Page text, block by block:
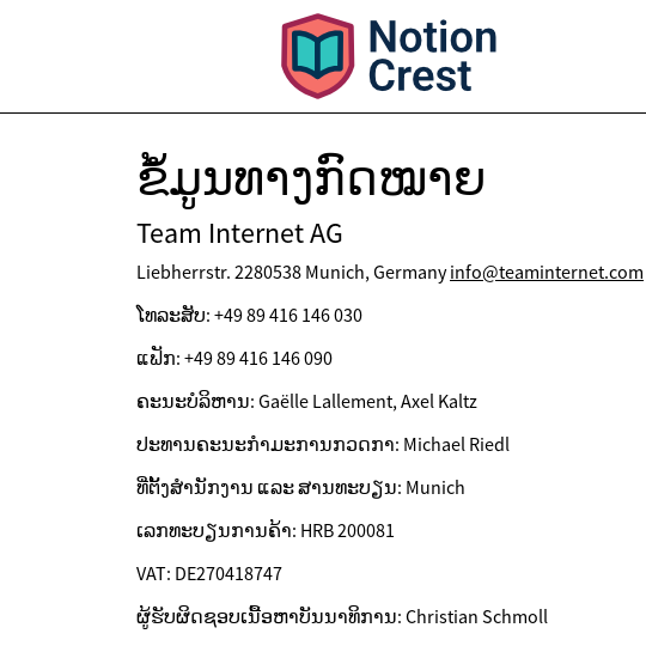
ຂໍ້ມູນທາງກົດໝາຍ
Team Internet AG
Liebherrstr. 2280538 Munich, Germanyinfo@teaminternet.com
ໂທລະສັບ: +49 89 416 146 030
ແຟັກ: +49 89 416 146 090
ຄະນະບໍລິຫານ: Gaëlle Lallement, Axel Kaltz
ປະທານຄະນະກຳມະການກວດກາ: Michael Riedl
ທີ່ຕັ້ງສຳນັກງານ ແລະ ສານທະບຽນ: Munich
ເລກທະບຽນການຄ້າ: HRB 200081
VAT: DE270418747
ຜູ້ຮັບຜິດຊອບເນື້ອຫາບັນນາທິການ: Christian Schmoll